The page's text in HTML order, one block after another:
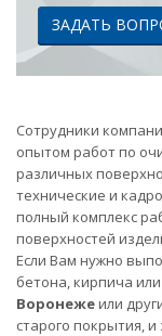
ЗАДАТЬ
Сотрудники
опытом работ по
различных
технические и
полный комплекс
поверхностей
Если Вам нужно
бетона, кирпича
Воронежеили
старого покрытия,